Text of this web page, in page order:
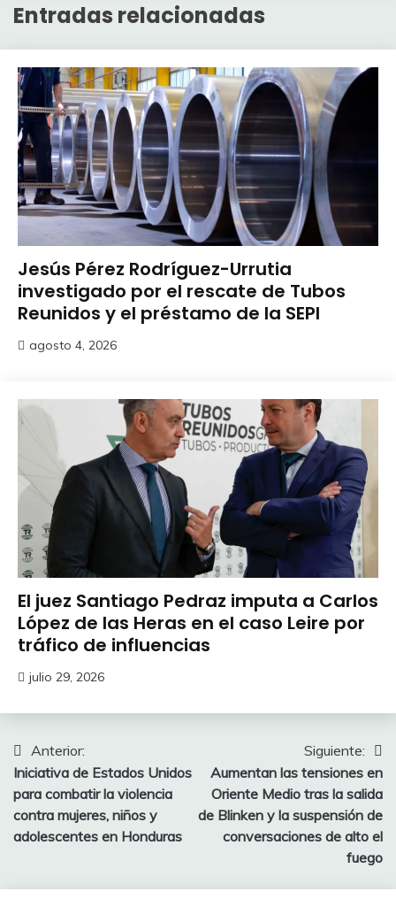
Entradas relacionadas
Jesús Pérez Rodríguez-Urrutia
investigado por el rescate de Tubos
Reunidos y el préstamo de la SEPI
agosto 4, 2026
El juez Santiago Pedraz imputa a Carlos
López de las Heras en el caso Leire por
tráfico de influencias
julio 29, 2026
Navegación
de
entradas
Anterior:
Iniciativa de Estados Unidos
para combatir la violencia
contra mujeres, niños y
adolescentes en Honduras
Siguiente:
Aumentan las tensiones en
Oriente Medio tras la salida
de Blinken y la suspensión de
conversaciones de alto el
fuego